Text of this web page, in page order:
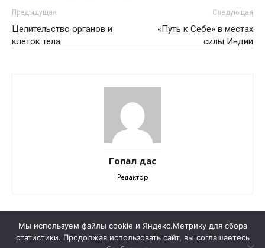
Предыдущая
Целительство органов и
клеток тела
Следующая
«Путь к Себе» в местах
силы Индии
Гопал дас
Редактор
Записаться на консультацию
Договор публичной оферты
Мы используем файлы cookie и Яндекс.Метрику для сбора
статистики. Продолжая использовать сайт, вы соглашаетесь